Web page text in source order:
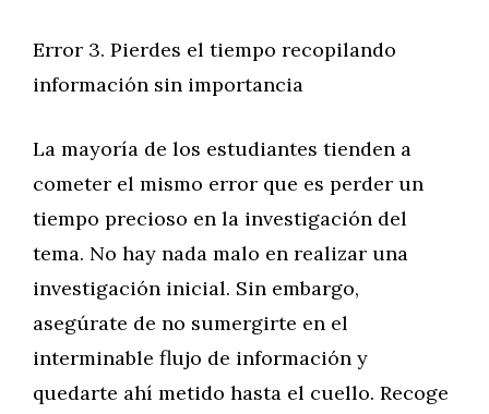
Error 3. Pierdes el tiempo recopilando
información sin importancia
La mayoría de los estudiantes tienden a
cometer el mismo error que es perder un
tiempo precioso en la investigación del
tema. No hay nada malo en realizar una
investigación inicial. Sin embargo,
asegúrate de no sumergirte en el
interminable flujo de información y
quedarte ahí metido hasta el cuello. Recoge